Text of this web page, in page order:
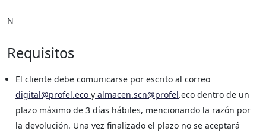
N
Requisitos
El cliente debe comunicarse por escrito al correo
digital@profel.eco y almacen.scn@profel.eco dentro de un
plazo máximo de 3 días hábiles, mencionando la razón por
la devolución. Una vez finalizado el plazo no se aceptará